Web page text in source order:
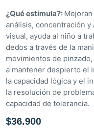
e
5
¿Qué estimula?:
análisis, concentración
visual, ayuda al niño a
dedos a través de la
movimientos de
a mantener despierto el
la capacidad lógica y el
la resolución de
capacidad de tolerancia.
$36.900